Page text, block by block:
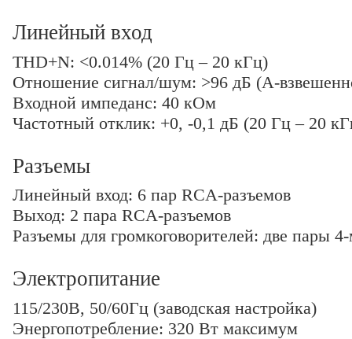
Линейный вход
THD+N: <0.014% (20 Гц – 20 кГц)
Отношение сигнал/шум: >96 дБ (А-
Входной импеданс: 40 кОм
Частотный отклик: +0, -0,1 дБ (20 Гц – 20
Разъемы
Линейный вход: 6 пар RCA-разъемов
Выход: 2 пара RCA-разъемов
Разъемы для громкоговорителей: две пары
Электропитание
115/230В, 50/60Гц (заводская настройка)
Энергопотребление: 320 Вт максимум